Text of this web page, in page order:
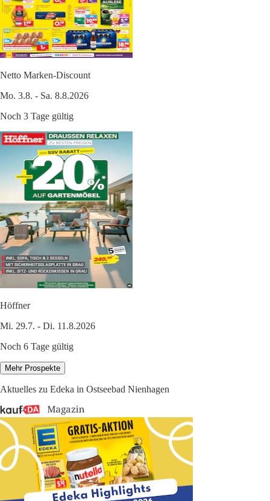
Netto Marken-Discount
Mo. 3.8. - Sa. 8.8.2026
Noch 3 Tage gültig
Höffner
Mi. 29.7. - Di. 11.8.2026
Noch 6 Tage gültig
Mehr Prospekte
Aktuelles zu Edeka in Ostseebad Nienhagen